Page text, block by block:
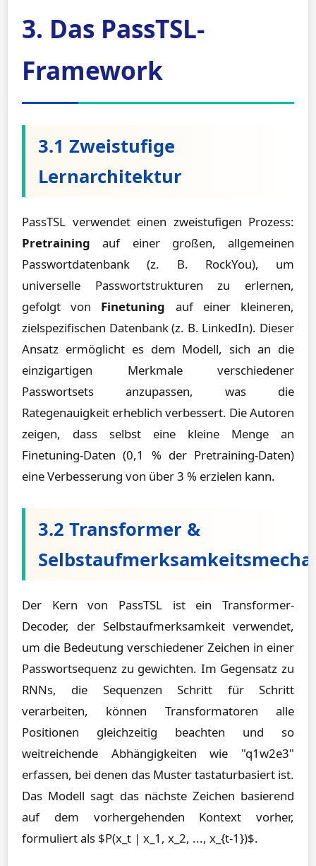
3. Das PassTSL-
Framework
3.1 Zweistufige
Lernarchitektur
PassTSL verwendet einen zweistufigen Prozess:
Pretraining auf einer großen, allgemeinen
Passwortdatenbank (z. B. RockYou), um
universelle Passwortstrukturen zu erlernen,
gefolgt von Finetuning auf einer kleineren,
zielspezifischen Datenbank (z. B. LinkedIn). Dieser
Ansatz ermöglicht es dem Modell, sich an die
einzigartigen Merkmale verschiedener
Passwortsets anzupassen, was die
Rategenauigkeit erheblich verbessert. Die Autoren
zeigen, dass selbst eine kleine Menge an
Finetuning-Daten (0,1 % der Pretraining-Daten)
eine Verbesserung von über 3 % erzielen kann.
3.2 Transformer &
Der Kern von PassTSL ist ein Transformer-
Decoder, der Selbstaufmerksamkeit verwendet,
um die Bedeutung verschiedener Zeichen in einer
Passwortsequenz zu gewichten. Im Gegensatz zu
RNNs, die Sequenzen Schritt für Schritt
verarbeiten, können Transformatoren alle
Positionen gleichzeitig beachten und so
weitreichende Abhängigkeiten wie "q1w2e3"
erfassen, bei denen das Muster tastaturbasiert ist.
Das Modell sagt das nächste Zeichen basierend
auf dem vorhergehenden Kontext vorher,
formuliert als $P(x_t | x_1, x_2, ..., x_{t-1})$.